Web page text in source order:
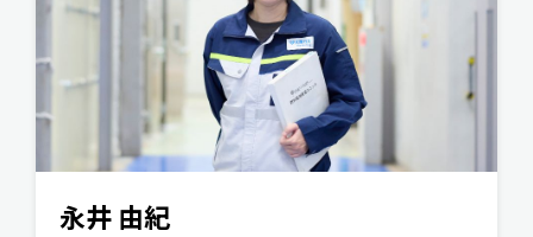
永井 由紀